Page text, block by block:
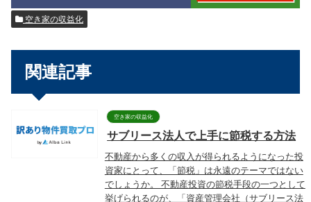
空き家の収益化
関連記事
空き家の収益化
サブリース法人で上手に節税する方法
不動産から多くの収入が得られるようになった投
資家にとって、「節税」は永遠のテーマではない
でしょうか。 不動産投資の節税手段の一つとして
挙げられるのが、「資産管理会社（サブリース法